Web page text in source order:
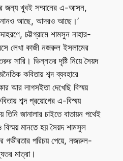
জন্য খুবই সম্মানের এ-আসন,
আছে, আদরও আছে।’
চট্টগ্রামে শামসুন নাহার-
লেখা কাজী নজরুল ইসলামের
সারি। ভিন্নতর দৃষ্টি নিয়ে সৈয়দ
কবিতায় শব্দ ব্যবহারে
আর লাগসইতা দেখেছি বিস্ময়
শব্দ প্রয়োগের এ-বিস্ময়
জানালার চাইতে বাতায়ন পথেই
মানতে হয় সৈয়দ শামসুল
গভীরতার পরিচয় পেয়ে, নজরুল-
মাত্রা।